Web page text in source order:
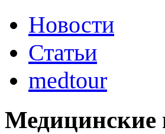
Новости
Статьи
medtour
Медицинские